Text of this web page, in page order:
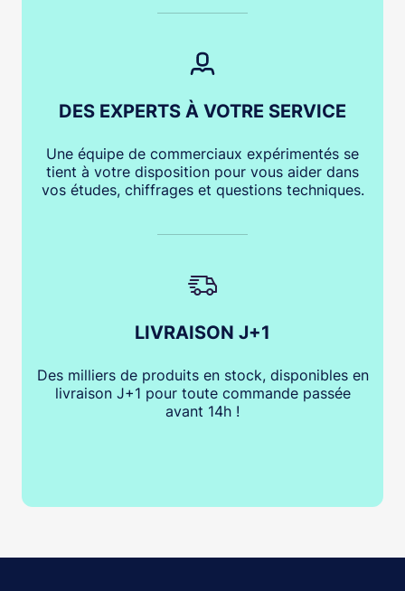
DES EXPERTS À VOTRE SERVICE
Une équipe de commerciaux expérimentés se
tient à votre disposition pour vous aider dans
vos études, chiffrages et questions techniques.
LIVRAISON J+1
Des milliers de produits en stock, disponibles en
livraison J+1 pour toute commande passée
avant 14h !